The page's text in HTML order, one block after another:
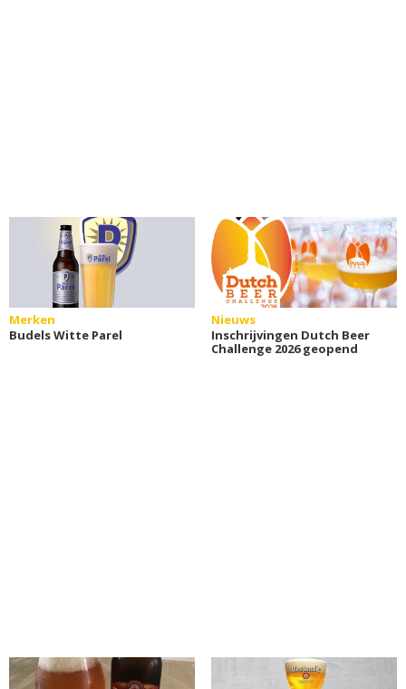
Merken
Budels Witte Parel
Nieuws
Inschrijvingen Dutch Beer
Challenge 2026 geopend